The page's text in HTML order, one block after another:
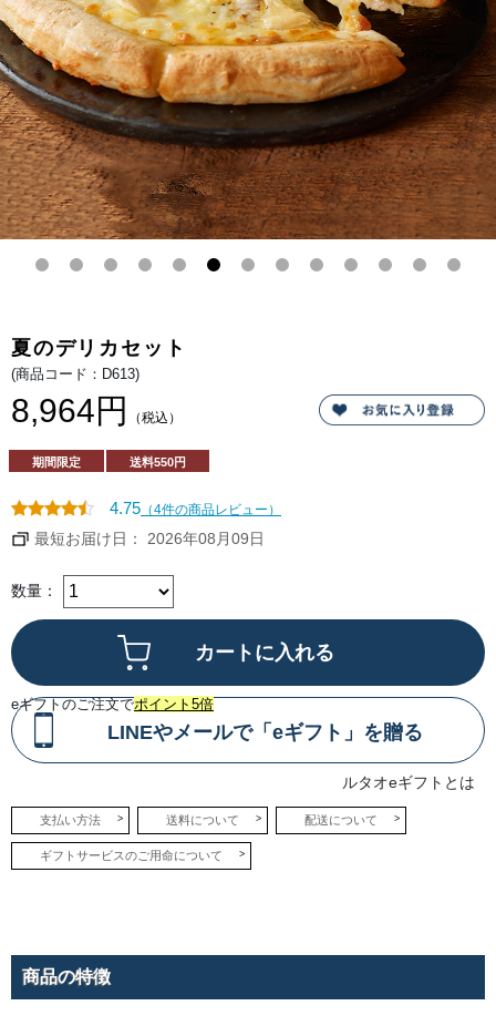
リア
産マ
スカ
ルポ
ーネ
のレ
アチ
ー
ズ。
下層
には
北海
道産
赤肉
メロ
ンピ
ュー
レを
使用
ズケ
ーキ
を合
わ
せ、
赤肉
メロ
スポ
ンジ
ムで
包み
込み
まし
メロ
ンの
よか
かり
と感
じる
いで
す。
ッツ
オ
トロ
ワフ
レ
ラ、
ゴル
ゴン
夏のデリカセット
(商品コード：D613)
8,964円 （税込）
期間限定 送料550円
4.75 （4件の商品レビュー）
最短お届け日： 2026年08月09日
数量：
eギフトのご注文でポイント5倍
LINEやメールで「eギフト」を贈る
ルタオeギフトとは
支払い方法 送料について 配送について
ギフトサービスのご用命について
商品の特徴